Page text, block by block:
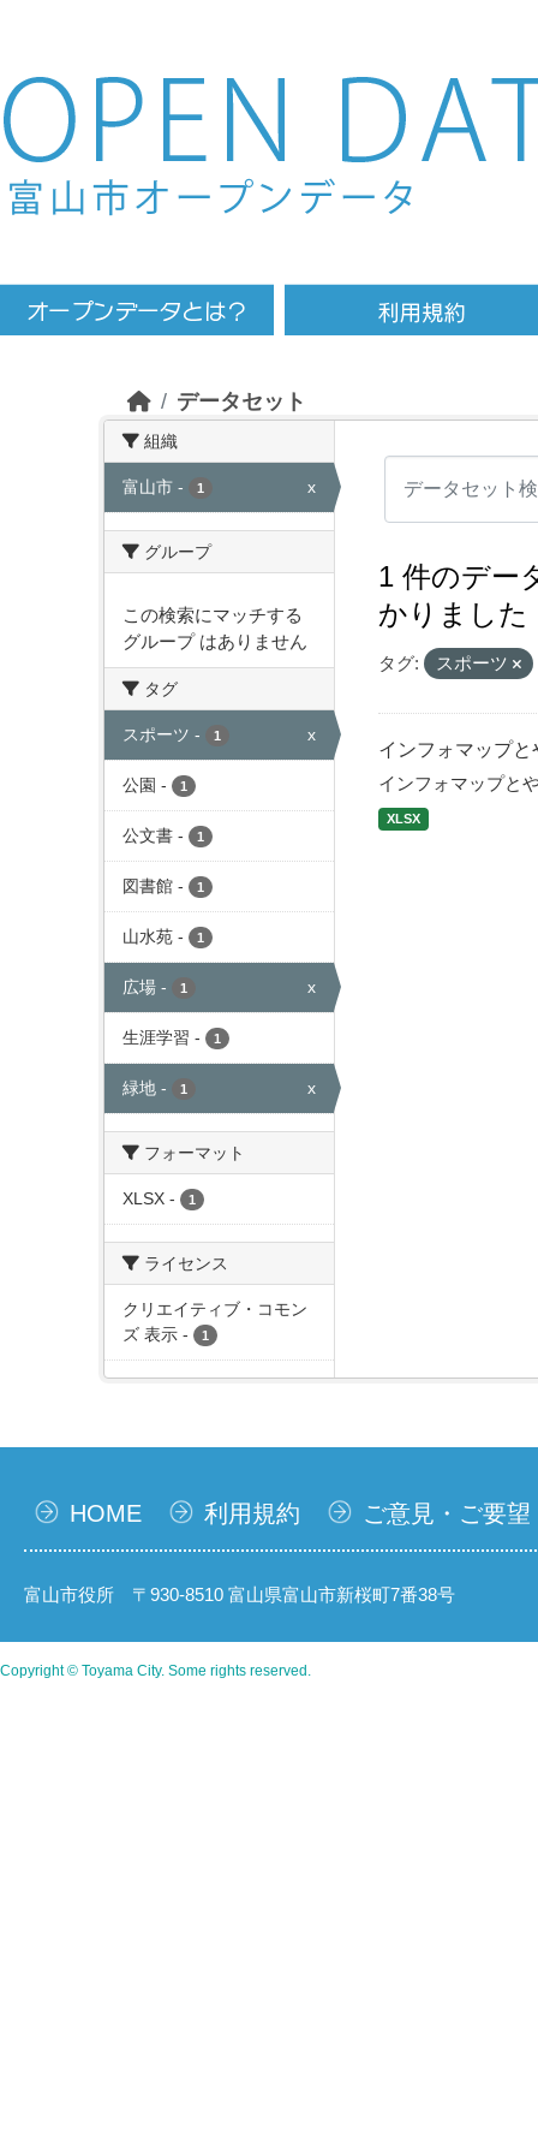
Skip to main content
データセット
組織
富山市 - 1 x
グループ
この検索にマッチする
グループ はありません
タグ
スポーツ - 1 x
公園 - 1
公文書 - 1
図書館 - 1
山水苑 - 1
広場 - 1 x
生涯学習 - 1
緑地 - 1 x
フォーマット
XLSX - 1
ライセンス
クリエイティブ・コモン
ズ 表示 - 1
1 件のデー
かりました
タグ: スポーツ
インフォマップ
インフォマップと
XLSX
HOME 利用規約 ご意見・ご要望
富山市役所 〒930-8510 富山県富山市新桜町7番38号
Copyright © Toyama City. Some rights reserved.